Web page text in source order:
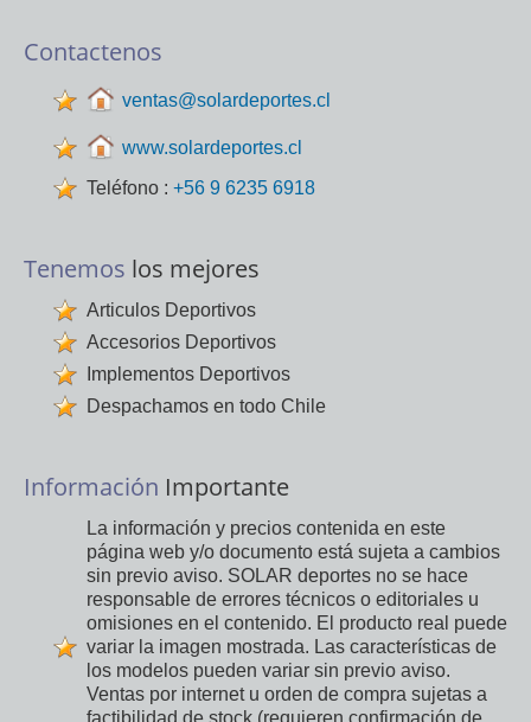
Contactenos
ventas@solardeportes.cl
www.solardeportes.cl
Teléfono : +56 9 6235 6918
Tenemos los mejores
Articulos Deportivos
Accesorios Deportivos
Implementos Deportivos
Despachamos en todo Chile
Información Importante
La información y precios contenida en este
página web y/o documento está sujeta a cambios
sin previo aviso. SOLAR deportes no se hace
responsable de errores técnicos o editoriales u
omisiones en el contenido. El producto real puede
variar la imagen mostrada. Las características de
los modelos pueden variar sin previo aviso.
Ventas por internet u orden de compra sujetas a
factibilidad de stock (requieren confirmación de